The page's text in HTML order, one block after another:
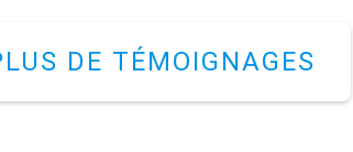
DE TÉMOIGNAGES